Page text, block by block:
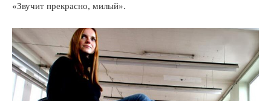
«Звучит прекрасно, милый».